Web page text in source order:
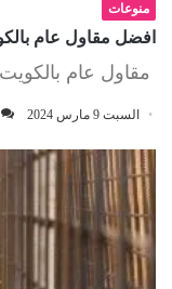
منوعات
افضل مقاول عام
مقاول عام بالكويت
السبت 9 مارس 2024